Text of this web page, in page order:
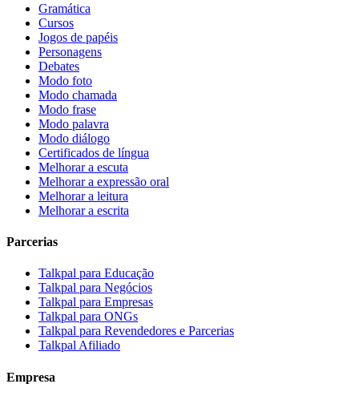
Gramática
Cursos
Jogos de papéis
Personagens
Debates
Modo foto
Modo chamada
Modo frase
Modo palavra
Modo diálogo
Certificados de língua
Melhorar a escuta
Melhorar a expressão oral
Melhorar a leitura
Melhorar a escrita
Parcerias
Talkpal para Educação
Talkpal para Negócios
Talkpal para Empresas
Talkpal para ONGs
Talkpal para Revendedores e Parcerias
Talkpal Afiliado
Empresa